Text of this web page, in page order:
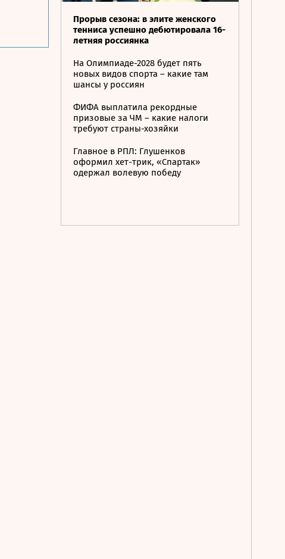
Прорыв сезона: в элите женского
тенниса успешно дебютировала 16-
летняя россиянка
На Олимпиаде-2028 будет пять
новых видов спорта – какие там
шансы у россиян
ФИФА выплатила рекордные
призовые за ЧМ – какие налоги
требуют страны-хозяйки
Главное в РПЛ: Глушенков
оформил хет-трик, «Спартак»
одержал волевую победу